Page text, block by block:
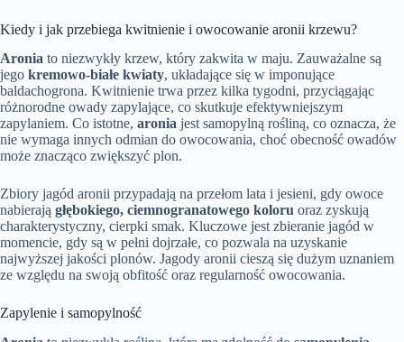
Kiedy i jak przebiega kwitnienie i owocowanie aronii krzewu?
Aronia to niezwykły krzew, który zakwita w maju. Zauważalne są
jego kremowo-białe kwiaty, układające się w imponujące
baldachogrona. Kwitnienie trwa przez kilka tygodni, przyciągając
różnorodne owady zapylające, co skutkuje efektywniejszym
zapylaniem. Co istotne, aronia jest samopylną rośliną, co oznacza, że
nie wymaga innych odmian do owocowania, choć obecność owadów
może znacząco zwiększyć plon.
Zbiory jagód aronii przypadają na przełom lata i jesieni, gdy owoce
nabierają głębokiego, ciemnogranatowego koloru oraz zyskują
charakterystyczny, cierpki smak. Kluczowe jest zbieranie jagód w
momencie, gdy są w pełni dojrzałe, co pozwala na uzyskanie
najwyższej jakości plonów. Jagody aronii cieszą się dużym uznaniem
ze względu na swoją obfitość oraz regularność owocowania.
Zapylenie i samopylność